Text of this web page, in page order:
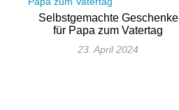
Selbstgemachte Geschenke
für Papa zum Vatertag
23. April 2024